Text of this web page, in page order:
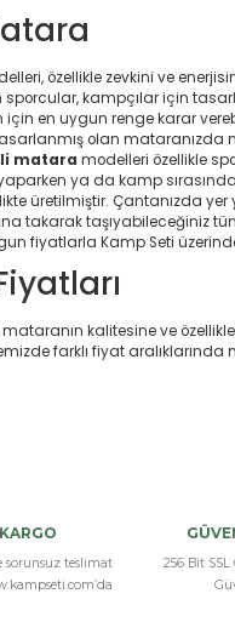
özellikle zevkini ve
kampçılar için
için en uygun renge karar
olan mataranızda
matara modelleri özellikle
ya da kamp
üretilmiştir. Çantanızda
takarak taşıyabileceğiniz
fiyatlarla Kamp Seti
mataranın kalitesine ve
farklı fiyat
sorunsuz teslimat
256 Bit SSL